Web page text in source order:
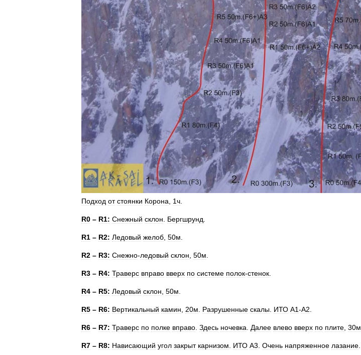
Подход от стоянки Корона 1ч
R0 – R1: Снежный склон Бергшрунд
R1 – R2: Ледовый желоб 50м
R2 – R3: Снежно-ледовый склон 50м
R3 – R4: Траверс вправо вверх по системе полок-стенок
R4 – R5: Ледовый склон 50м
R5 – R6: Вертикальный камин 20м Разрушенные скалы ИТО А1-А2
R6 – R7: Траверс по полке вправо Здесь ночевка Далее влево вверх по плите 30м
R7 – R8: Нависающий угол закрыт карнизом ИТО А3 Очень напряженное лазание